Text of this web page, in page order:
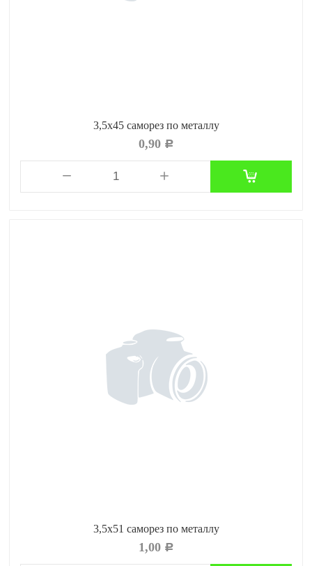
3,5х45 саморез по металлу
0,90 Р
3,5х51 саморез по металлу
1,00 Р